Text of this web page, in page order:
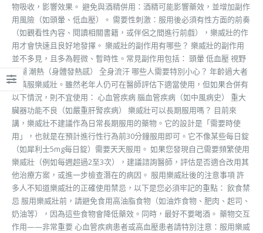
物吸收，影響效果。 避免與酒精併用：酒精可能影響藥效，並增加副作
用風險（如頭暈、低血壓）。 需要性刺激：服用後必須有性方面的前奏
（如觀看性內容、閱讀相關書籍，或伴侶之間進行前戲），樂威壯的作
用才會快速且良好地發揮。 樂威壯的副作用有哪些？ 樂威壯的副作用
並不多見，且多為輕微、暫時性。常見副作用包括： 頭暈 低血壓 視野
模糊 潮熱（身體發熱感） 全身流汗 哪些人需要特別小心？ 年齡過大者
應慎服樂威壯。雖然老年人仍可在醫師評估下適當使用，但如果合併有
以下情況，則不宜使用： 心血管疾病 腦血管疾病（如中風病史） 重大
臟器功能不良（如嚴重肝腎疾病） 樂威壯可以長期服用嗎？ 目前來
講，樂威壯不建議作為日常長期服用的藥物。它的設計是「需要時使
用」，也就是在預計進行性行為前30分鐘服用即可。它不像某些每日錠
（如犀利士5mg每日錠）需要天天服用。 如果您發現自己需要頻繁使用
樂威壯（例如每週超過2至3次），建議諮詢醫師，評估是否適合改用其
他治療方案，或進一步檢查潛在的病因。 服用樂威壯後的注意事項 許
多人不知道樂威壯的正確使用禁忌，以下是您必須牢記的重點： 飲食禁
忌 服用樂威壯前，請避免食用高油脂食物（如油炸食物、肥肉、起司、
奶油等），因為這些食物會降低藥效。同時，最好不要喝酒。 藥物交互
作用——非常重要 心血管疾病患者或高血壓患者請特別注意：服用樂威